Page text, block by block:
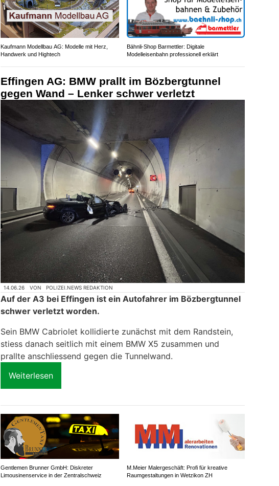
Kaufmann Modellbau AG: Modelle mit Herz,
Handwerk und Hightech
Bähnli-Shop Barmettler: Digitale
Modelleisenbahn professionell erklärt
Effingen AG: BMW prallt im Bözbergtunnel
gegen Wand – Lenker schwer verletzt
14.06.26 VON POLIZEI.NEWS REDAKTION
Auf der A3 bei Effingen ist ein Autofahrer im Bözbergtunnel
schwer verletzt worden.
Sein BMW Cabriolet kollidierte zunächst mit dem Randstein,
stiess danach seitlich mit einem BMW X5 zusammen und
prallte anschliessend gegen die Tunnelwand.
Weiterlesen
Gentlemen Brunner GmbH: Diskreter
Limousinenservice in der Zentralschweiz
M.Meier Malergeschäft: Profi für kreative
Raumgestaltungen in Wetzikon ZH